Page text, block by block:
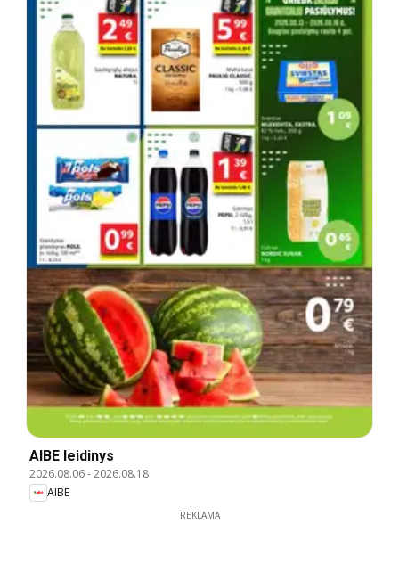
AIBE leidinys
2026.08.06-2026.08.18
AIBE
REKLAMA